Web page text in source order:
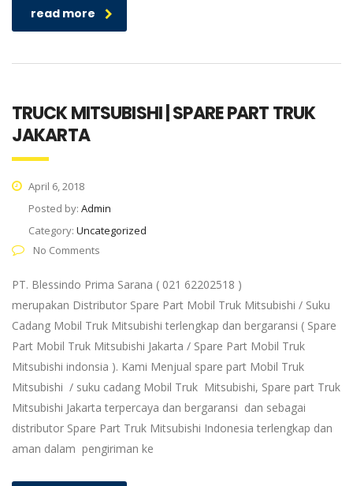
read more
TRUCK MITSUBISHI | SPARE PART TRUK
JAKARTA
April 6, 2018
Posted by: Admin
Category: Uncategorized
No Comments
PT. Blessindo Prima Sarana ( 021 62202518 )
merupakan Distributor Spare Part Mobil Truk Mitsubishi / Suku
Cadang Mobil Truk Mitsubishi terlengkap dan bergaransi ( Spare
Part Mobil Truk Mitsubishi Jakarta / Spare Part Mobil Truk
Mitsubishi indonsia ). Kami Menjual spare part Mobil Truk
Mitsubishi / suku cadang Mobil Truk Mitsubishi, Spare part Truk
Mitsubishi Jakarta terpercaya dan bergaransi dan sebagai
distributor Spare Part Truk Mitsubishi Indonesia terlengkap dan
aman dalam pengiriman ke